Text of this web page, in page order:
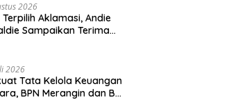
2026
Terpilih Aklamasi, Andie
Sampaikan Terima
2026
Tata Kelola Keuangan
BPN Merangin dan BRI